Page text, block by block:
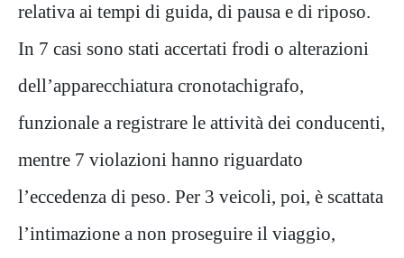
relativa ai tempi di guida, di pausa e di riposo.
In 7 casi sono stati accertati frodi o alterazioni
dell’apparecchiatura cronotachigrafo,
funzionale a registrare le attività dei conducenti,
mentre 7 violazioni hanno riguardato
l’eccedenza di peso. Per 3 veicoli, poi, è scattata
l’intimazione a non proseguire il viaggio,